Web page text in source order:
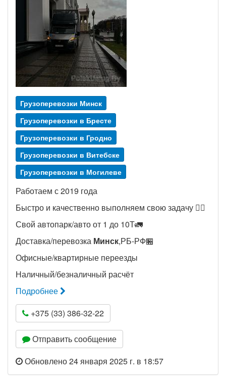
Грузоперевозки Минск
Грузоперевозки в Бресте
Грузоперевозки в Гродно
Грузоперевозки в Витебске
Грузоперевозки в Могилеве
Работаем с 2019 года
Быстро и качественно выполняем свою задачу 👨‍✈️
Свой автопарк/авто от 1 до 10Т🚛
Доставка/перевозка Минск,РБ-РФ🏪
Офисные/квартирные переезды
Наличный/безналичный расчёт
Подробнее
+375 (33) 386-32-22
Отправить сообщение
Обновлено 24 января 2025 г. в 18:57